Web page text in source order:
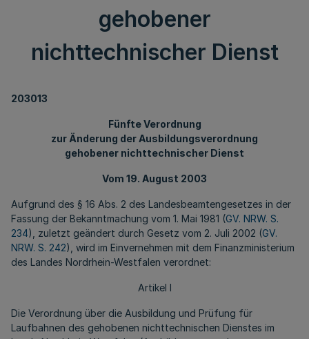
gehobener
nichttechnischer Dienst
203013
Fünfte Verordnung
zur Änderung der Ausbildungsverordnung
gehobener nichttechnischer Dienst
Vom 19. August 2003
Aufgrund des § 16 Abs. 2 des Landesbeamtengesetzes in der
Fassung der Bekanntmachung vom 1. Mai 1981 (GV. NRW. S.
234), zuletzt geändert durch Gesetz vom 2. Juli 2002 (GV.
NRW. S. 242), wird im Einvernehmen mit dem Finanzministerium
des Landes Nordrhein-Westfalen verordnet:
Artikel I
Die Verordnung über die Ausbildung und Prüfung für
Laufbahnen des gehobenen nichttechnischen Dienstes im